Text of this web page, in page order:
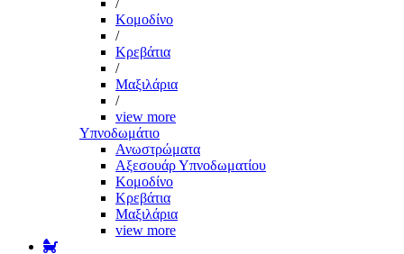
/
Κομοδίνο
/
Κρεβάτια
/
Μαξιλάρια
/
view more
Υπνοδωμάτιο
Ανωστρώματα
Αξεσουάρ Υπνοδωματίου
Κομοδίνο
Κρεβάτια
Μαξιλάρια
view more